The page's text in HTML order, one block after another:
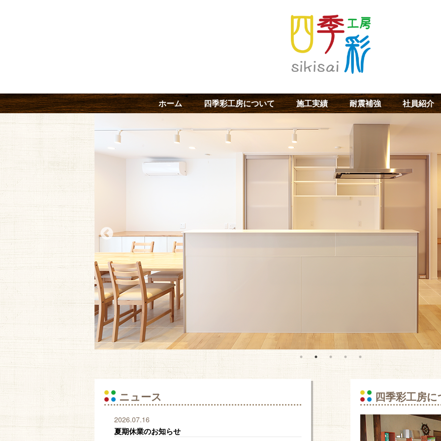
ホーム 四季彩工房について 施工実績 耐震補強 社員紹介
ニュース
2026.07.16
夏期休業のお知らせ
四季彩工房